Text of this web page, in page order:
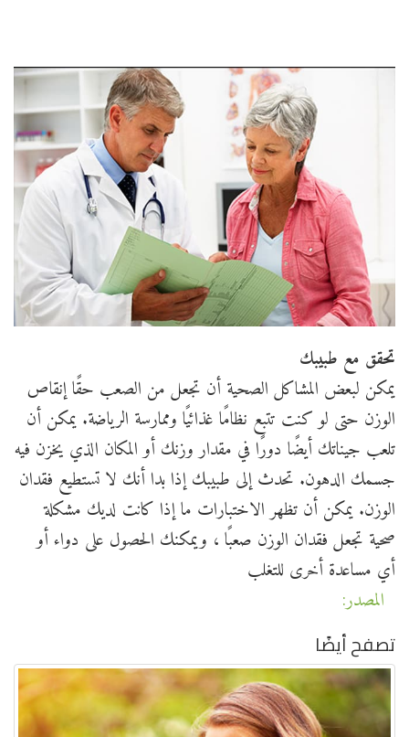
تحقق مع طبيبك
يمكن لبعض المشاكل الصحية أن تجعل من الصعب حقًا إنقاص
الوزن حتى لو كنت تتبع نظامًا غذائيًا وممارسة الرياضة. يمكن أن
تلعب جيناتك أيضًا دورًا في مقدار وزنك أو المكان الذي يخزن فيه
جسمك الدهون. تحدث إلى طبيبك إذا بدا أنك لا تستطيع فقدان
الوزن. يمكن أن تظهر الاختبارات ما إذا كانت لديك مشكلة
صحية تجعل فقدان الوزن صعبًا ، ويمكنك الحصول على دواء أو
أي مساعدة أخرى للتغلب
المصدر:
تصفح أيضًا